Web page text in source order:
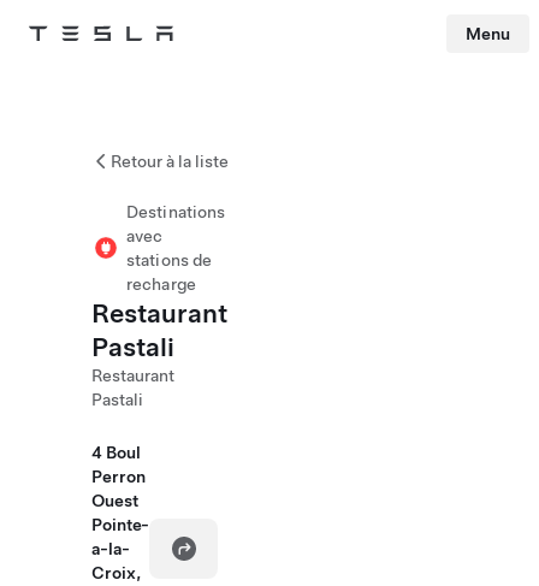
Tesla Menu
Retour à la liste
Destinations
avec
stations de
recharge
Restaurant
Pastali
Restaurant
Pastali
4 Boul
Perron
Ouest
Pointe-
a-la-
Croix,